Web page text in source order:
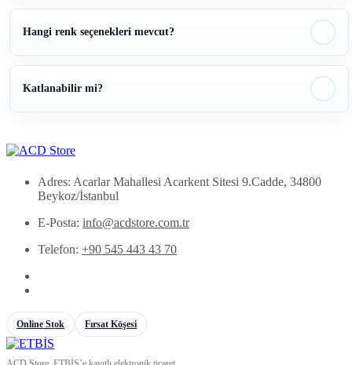
Hangi renk seçenekleri mevcut?
Katlanabilir mi?
Adres: Acarlar Mahallesi Acarkent Sitesi 9.Cadde, 34800
Beykoz/İstanbul
E-Posta: info@acdstore.com.tr
Telefon: +90 545 443 43 70
Online Stok Fırsat Köşesi